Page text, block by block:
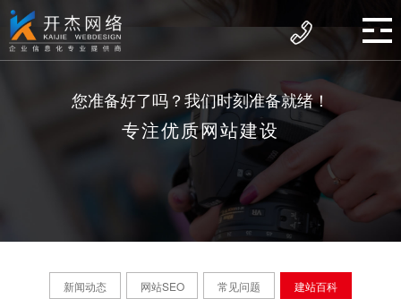
您准备好了吗？我们时刻准备就绪！
专注优质网站建设
新闻动态 网站SEO 常见问题 建站百科